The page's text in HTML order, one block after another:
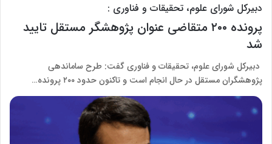
دبیرکل شورای علوم، تحقیقات و فناوری :
پرونده ۲۰۰ متقاضی عنوان پژوهشگر مستقل تایید
شد
دبیرکل شورای علوم، تحقیقات و فناوری گفت: طرح ساماندهی
پژوهشگران مستقل در حال انجام است و تاکنون حدود ۲۰۰ پرونده…